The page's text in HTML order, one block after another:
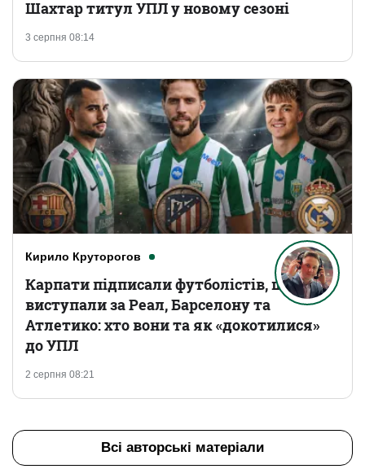
3 серпня 08:14
Шахтар титул УПЛ у новому сезоні
Кирило Круторогов
2 серпня 08:21
Карпати підписали футболістів, що
виступали за Реал, Барселону та
Атлетико: хто вони та як «докотилися»
до УПЛ
Всі авторські матеріали